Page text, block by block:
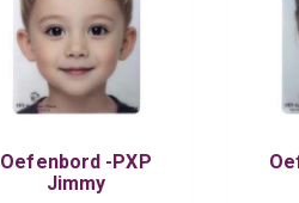
Oefenbord -PXP
Jimmy